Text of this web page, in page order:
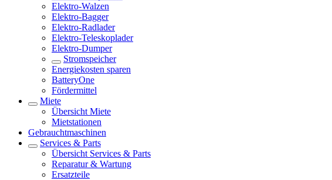
Elektro-Walzen
Elektro-Bagger
Elektro-Radlader
Elektro-Teleskoplader
Elektro-Dumper
Stromspeicher
Energiekosten sparen
BatteryOne
Fördermittel
Miete
Übersicht Miete
Mietstationen
Gebrauchtmaschinen
Services & Parts
Übersicht Services & Parts
Reparatur & Wartung
Ersatzteile